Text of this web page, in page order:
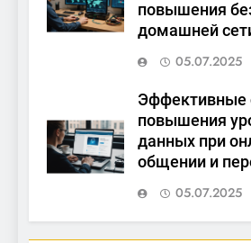
повышения
домашней
05.07.2025
Эффективные
повышения
данных при
общении и
05.07.2025